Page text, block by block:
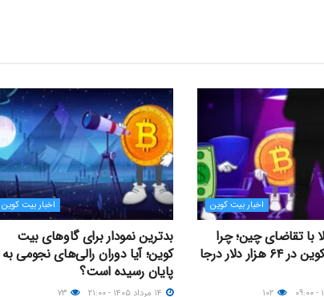
اخبار بیت کوین
با تقاضای چین؛ چرا
قیمت بیت کوین در ۶۴ هزار دلار درجا
اخبار بیت کوین
بدترین نمودار برای گاوهای بیت
کوین؛ آیا دوران رالی‌های نجومی به
پایان رسیده است؟